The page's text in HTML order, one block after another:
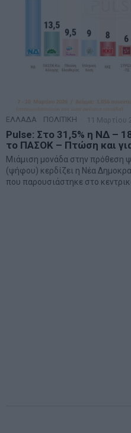
ΕΛΛΑΔΑ ΠΟΛΙΤΙΚΗ 11 Μαρτίου
Pulse: Στο 31,5% η ΝΔ –
το ΠΑΣΟΚ – Πτώση και
Μιάμιση μονάδα στην πρόθεση
(ψήφου) κερδίζει η Νέα
που παρουσιάστηκε στο